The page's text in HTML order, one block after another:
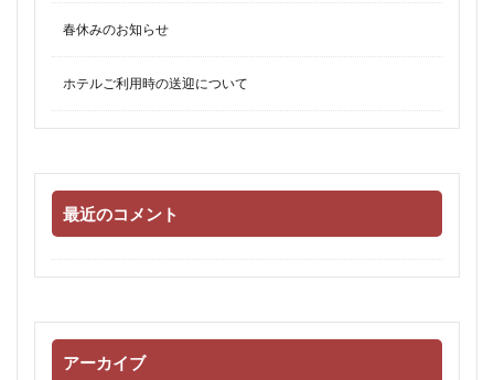
春休みのお知らせ
ホテルご利用時の送迎について
最近のコメント
アーカイブ